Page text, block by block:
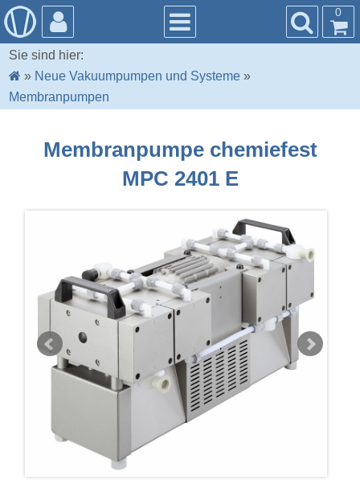
0
Sie sind hier:
» Neue Vakuumpumpen und Systeme »
Membranpumpen
Membranpumpe chemiefest
MPC 2401 E